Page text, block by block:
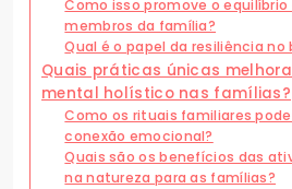
Como isso promove o
membros da família?
Qual é o papel da resiliência
Quais práticas únicas
mental holístico nas famílias?
Como os rituais familiares
conexão emocional?
Quais são os benefícios das
na natureza para as famílias?